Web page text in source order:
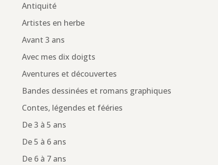
Antiquité
Artistes en herbe
Avant 3 ans
Avec mes dix doigts
Aventures et découvertes
Bandes dessinées et romans graphiques
Contes, légendes et fééries
De 3 à 5 ans
De 5 à 6 ans
De 6 à 7 ans